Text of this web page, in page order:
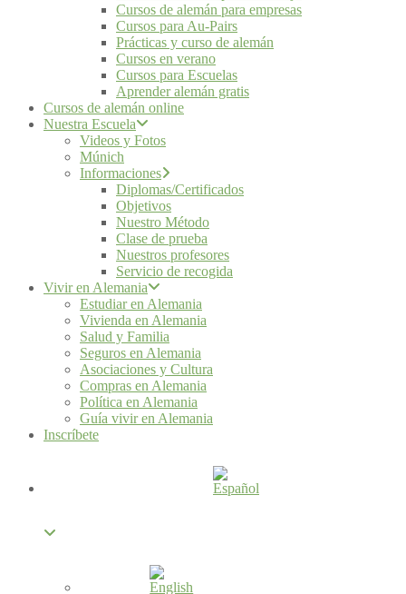
Cursos de alemán para empresas
Cursos para Au-Pairs
Prácticas y curso de alemán
Cursos en verano
Cursos para Escuelas
Aprender alemán gratis
Cursos de alemán online
Nuestra Escuela
Videos y Fotos
Múnich
Informaciones
Diplomas/Certificados
Objetivos
Nuestro Método
Clase de prueba
Nuestros profesores
Servicio de recogida
Vivir en Alemania
Estudiar en Alemania
Vivienda en Alemania
Salud y Familia
Seguros en Alemania
Asociaciones y Cultura
Compras en Alemania
Política en Alemania
Guía vivir en Alemania
Inscríbete